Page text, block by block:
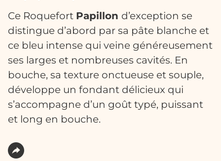
Ce Roquefort Papillon d’exception se
distingue d’abord par sa pâte blanche et
ce bleu intense qui veine généreusement
ses larges et nombreuses cavités. En
bouche, sa texture onctueuse et souple,
développe un fondant délicieux qui
s’accompagne d’un goût typé, puissant
et long en bouche.